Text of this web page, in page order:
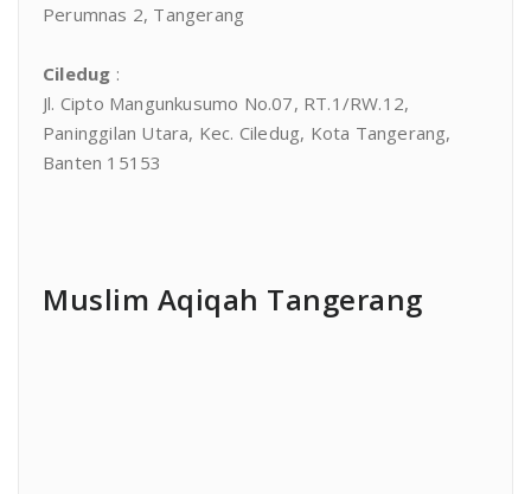
Perumnas 2, Tangerang
Ciledug :
Jl. Cipto Mangunkusumo No.07, RT.1/RW.12,
Paninggilan Utara, Kec. Ciledug, Kota Tangerang,
Banten 15153
Muslim Aqiqah Tangerang